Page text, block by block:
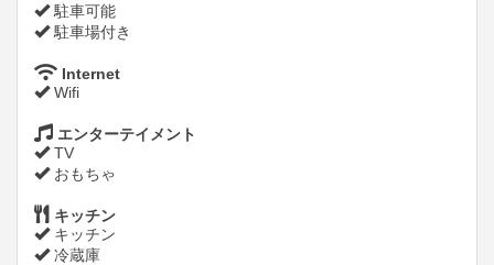
駐車可能
駐車場付き
Internet
Wifi
エンターテイメント
TV
おもちゃ
キッチン
キッチン
冷蔵庫